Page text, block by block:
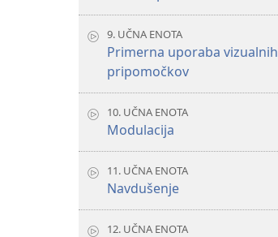
9. UČNA ENOTA
Primerna uporaba vizualnih
pripomočkov
10. UČNA ENOTA
Modulacija
11. UČNA ENOTA
Navdušenje
12. UČNA ENOTA